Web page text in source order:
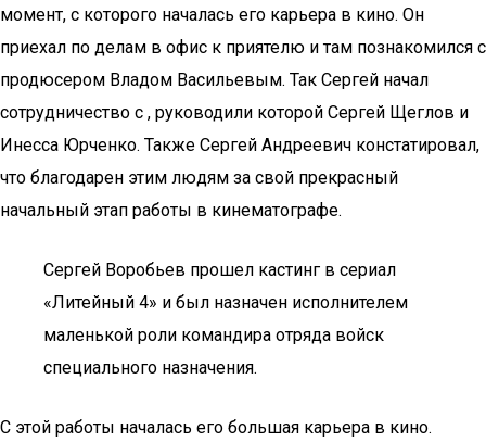
момент, с которого началась его карьера в кино. Он
приехал по делам в офис к приятелю и там познакомился с
продюсером Владом Васильевым. Так Сергей начал
сотрудничество с , руководили которой Сергей Щеглов и
Инесса Юрченко. Также Сергей Андреевич констатировал,
что благодарен этим людям за свой прекрасный
начальный этап работы в кинематографе.
Сергей Воробьев прошел кастинг в сериал
«Литейный 4» и был назначен исполнителем
маленькой роли командира отряда войск
специального назначения.
С этой работы началась его большая карьера в кино.